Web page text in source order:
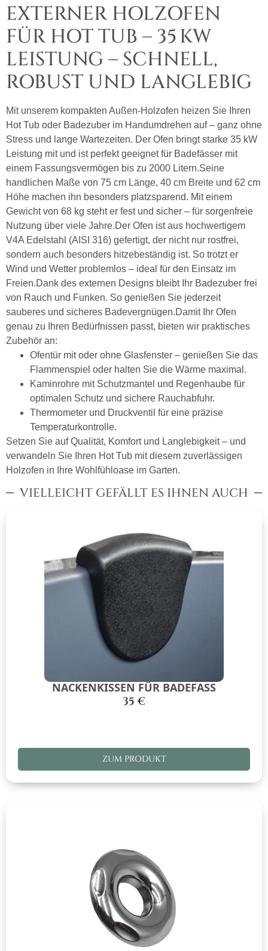
EXTERNER HOLZOFEN
FÜR HOT TUB – 35 KW
LEISTUNG – SCHNELL,
ROBUST UND LANGLEBIG
Mit unserem kompakten Außen-Holzofen heizen Sie Ihren
Hot Tub oder Badezuber im Handumdrehen auf – ganz ohne
Stress und lange Wartezeiten. Der Ofen bringt starke 35 kW
Leistung mit und ist perfekt geeignet für Badefässer mit
einem Fassungsvermögen bis zu 2000 Litern.Seine
handlichen Maße von 75 cm Länge, 40 cm Breite und 62 cm
Höhe machen ihn besonders platzsparend. Mit einem
Gewicht von 68 kg steht er fest und sicher – für sorgenfreie
Nutzung über viele Jahre.Der Ofen ist aus hochwertigem
V4A Edelstahl (AISI 316) gefertigt, der nicht nur rostfrei,
sondern auch besonders hitzebeständig ist. So trotzt er
Wind und Wetter problemlos – ideal für den Einsatz im
Freien.Dank des externen Designs bleibt Ihr Badezuber frei
von Rauch und Funken. So genießen Sie jederzeit
sauberes und sicheres Badevergnügen.Damit Ihr Ofen
genau zu Ihren Bedürfnissen passt, bieten wir praktisches
Zubehör an:
Ofentür mit oder ohne Glasfenster – genießen Sie das
Flammenspiel oder halten Sie die Wärme maximal.
Kaminrohre mit Schutzmantel und Regenhaube für
optimalen Schutz und sichere Rauchabfuhr.
Thermometer und Druckventil für eine präzise
Temperaturkontrolle.
Setzen Sie auf Qualität, Komfort und Langlebigkeit – und
verwandeln Sie Ihren Hot Tub mit diesem zuverlässigen
Holzofen in Ihre Wohlfühloase im Garten.
VIELLEICHT GEFÄLLT ES IHNEN AUCH
NACKENKISSEN FÜR BADEFASS
35€
ZUM PRODUKT